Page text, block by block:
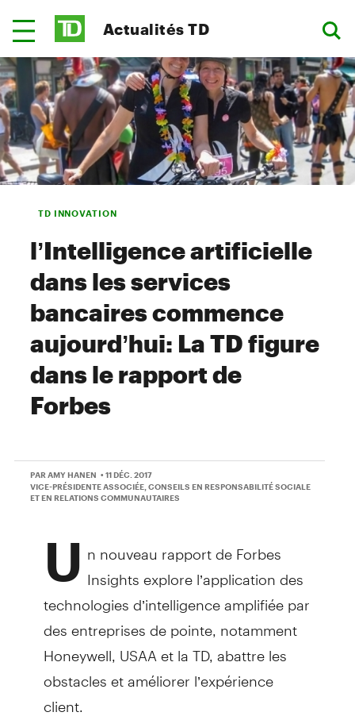
Actualités TD
TD INNOVATION
l’Intelligence artificielle
dans les services
bancaires commence
aujourd’hui: La TD figure
dans le rapport de
Forbes
PAR AMY HANEN • 11 DÉC. 2017
VICE-PRÉSIDENTE ASSOCIÉE, CONSEILS EN RESPONSABILITÉ SOCIALE
ET EN RELATIONS COMMUNAUTAIRES
U n nouveau rapport de Forbes
Insights explore l’application des
technologies d’intelligence amplifiée par
des entreprises de pointe, notamment
Honeywell, USAA et la TD, abattre les
obstacles et améliorer l’expérience
client.